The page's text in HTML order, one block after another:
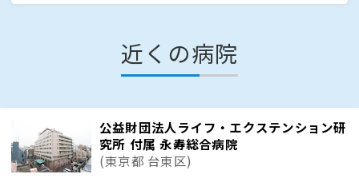
近くの病院
公益財団法人ライフ・エクステンション研
究所 付属 永寿総合病院
(東京都 台東区)